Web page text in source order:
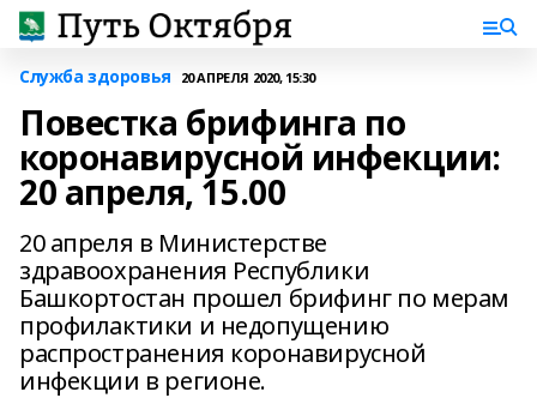
Служба здоровья 20 АПРЕЛЯ 2020, 15:30
Повестка брифинга по
коронавирусной инфекции:
20 апреля, 15.00
20 апреля в Министерстве
здравоохранения Республики
Башкортостан прошел брифинг по мерам
профилактики и недопущению
распространения коронавирусной
инфекции в регионе.